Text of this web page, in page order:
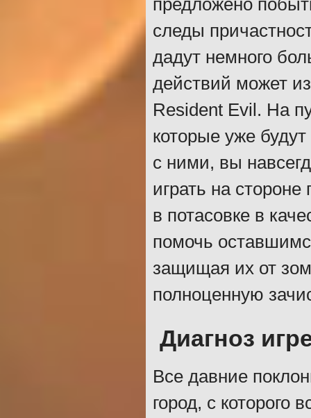
предложено
следы
дадут немного
действий может
Resident Evil. На
которые уже
с ними, вы
играть на
в потасовке в
помочь
защищая их от
полноценную
Диагноз
Все давние
город, с которого